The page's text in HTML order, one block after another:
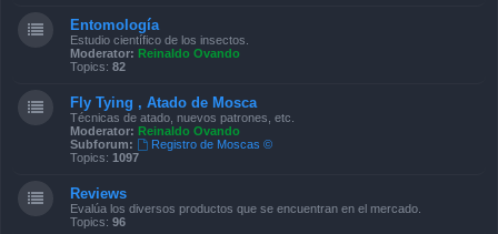
Entomología
Estudio científico de los insectos.
Moderator: Reinaldo Ovando
Topics: 82
Fly Tying , Atado de Mosca
Técnicas de atado, nuevos patrones, etc.
Moderator: Reinaldo Ovando
Subforum:
Registro de Moscas ©
Topics: 1097
Reviews
Evalúa los diversos productos que se encuentran en el mercado.
Topics: 96